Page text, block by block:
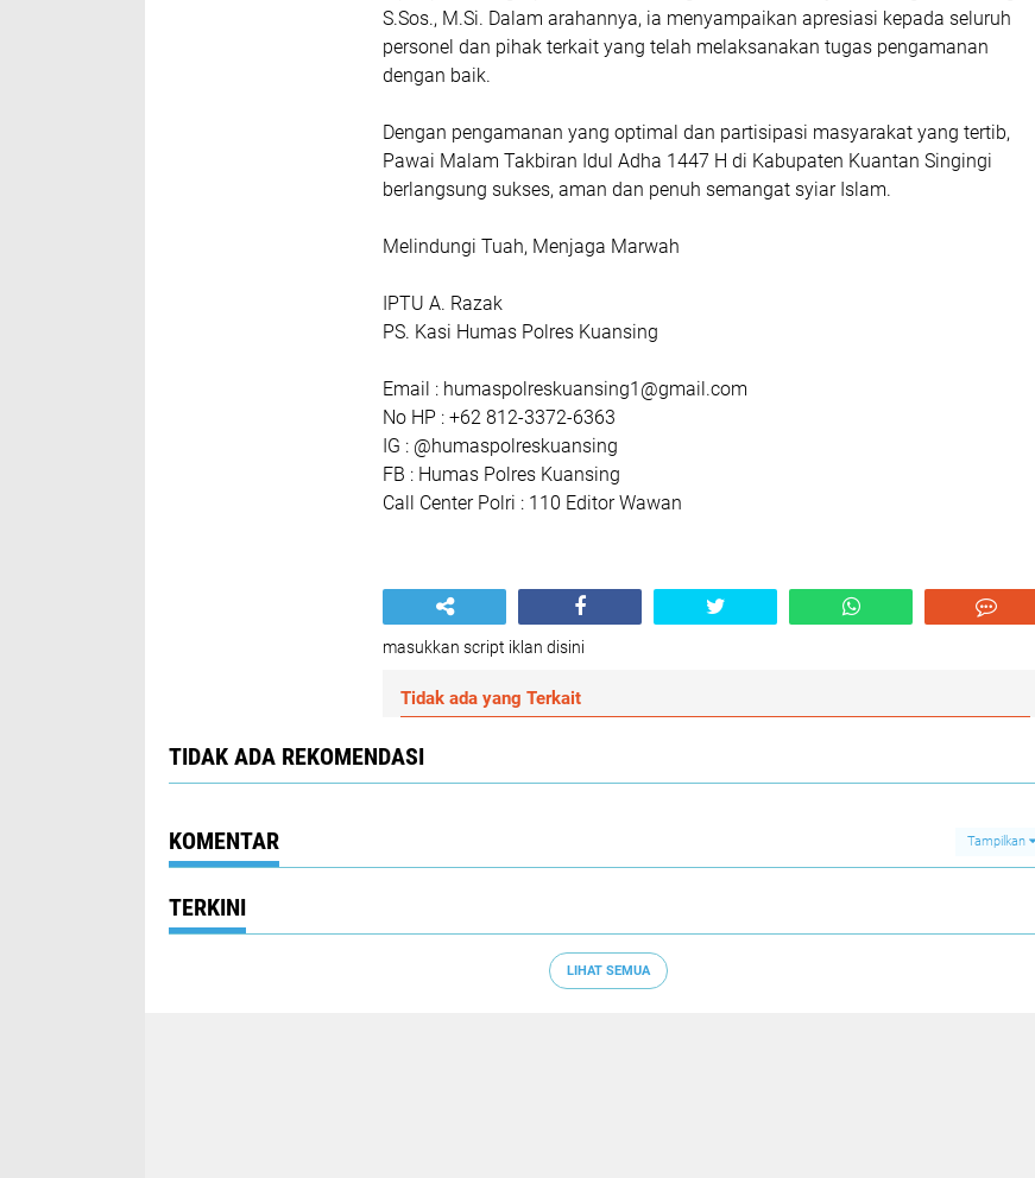
S.Sos., M.Si. Dalam arahannya, ia menyampaikan apresiasi kepada seluruh
personel dan pihak terkait yang telah melaksanakan tugas pengamanan
dengan baik.
Dengan pengamanan yang optimal dan partisipasi masyarakat yang tertib,
Pawai Malam Takbiran Idul Adha 1447 H di Kabupaten Kuantan Singingi
berlangsung sukses, aman dan penuh semangat syiar Islam.
Melindungi Tuah, Menjaga Marwah
IPTU A. Razak
PS. Kasi Humas Polres Kuansing
Email : humaspolreskuansing1@gmail.com
No HP : +62 812-3372-6363
IG : @humaspolreskuansing
FB : Humas Polres Kuansing
Call Center Polri : 110 Editor Wawan
masukkan script iklan disini
Tidak ada yang Terkait
TIDAK ADA REKOMENDASI
KOMENTAR Tampilkan
TERKINI
LIHAT SEMUA